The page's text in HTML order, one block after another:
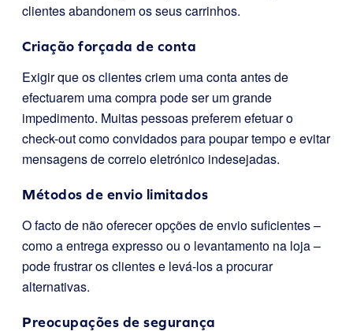
clientes abandonem os seus carrinhos.
Criação forçada de conta
Exigir que os clientes criem uma conta antes de
efectuarem uma compra pode ser um grande
impedimento. Muitas pessoas preferem efetuar o
check-out como convidados para poupar tempo e evitar
mensagens de correio eletrónico indesejadas.
Métodos de envio limitados
O facto de não oferecer opções de envio suficientes –
como a entrega expresso ou o levantamento na loja –
pode frustrar os clientes e levá-los a procurar
alternativas.
Preocupações de segurança